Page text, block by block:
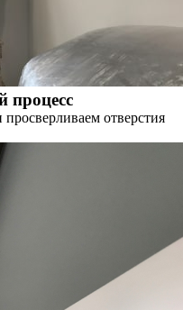
процесс
отверстия